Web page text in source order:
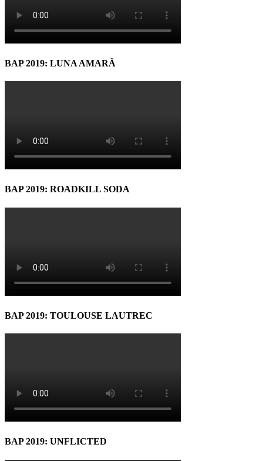
BAP 2019: LUNA AMARĂ
BAP 2019: ROADKILL SODA
BAP 2019: TOULOUSE LAUTREC
BAP 2019: UNFLICTED